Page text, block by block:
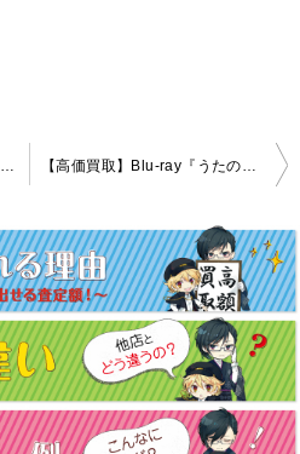
【高価買取】Blu-ray『THE IDOLM@STER SideM 3rdLIVE TOUR ～GLORIOUS ST@GE！～LIVE Blu-ray Side MAKUHARI Complete Box』 【高価買取】Blu-ray『うたのプリンスさまっ♪QUARTET NIGHT LIVEエボリューション2017』